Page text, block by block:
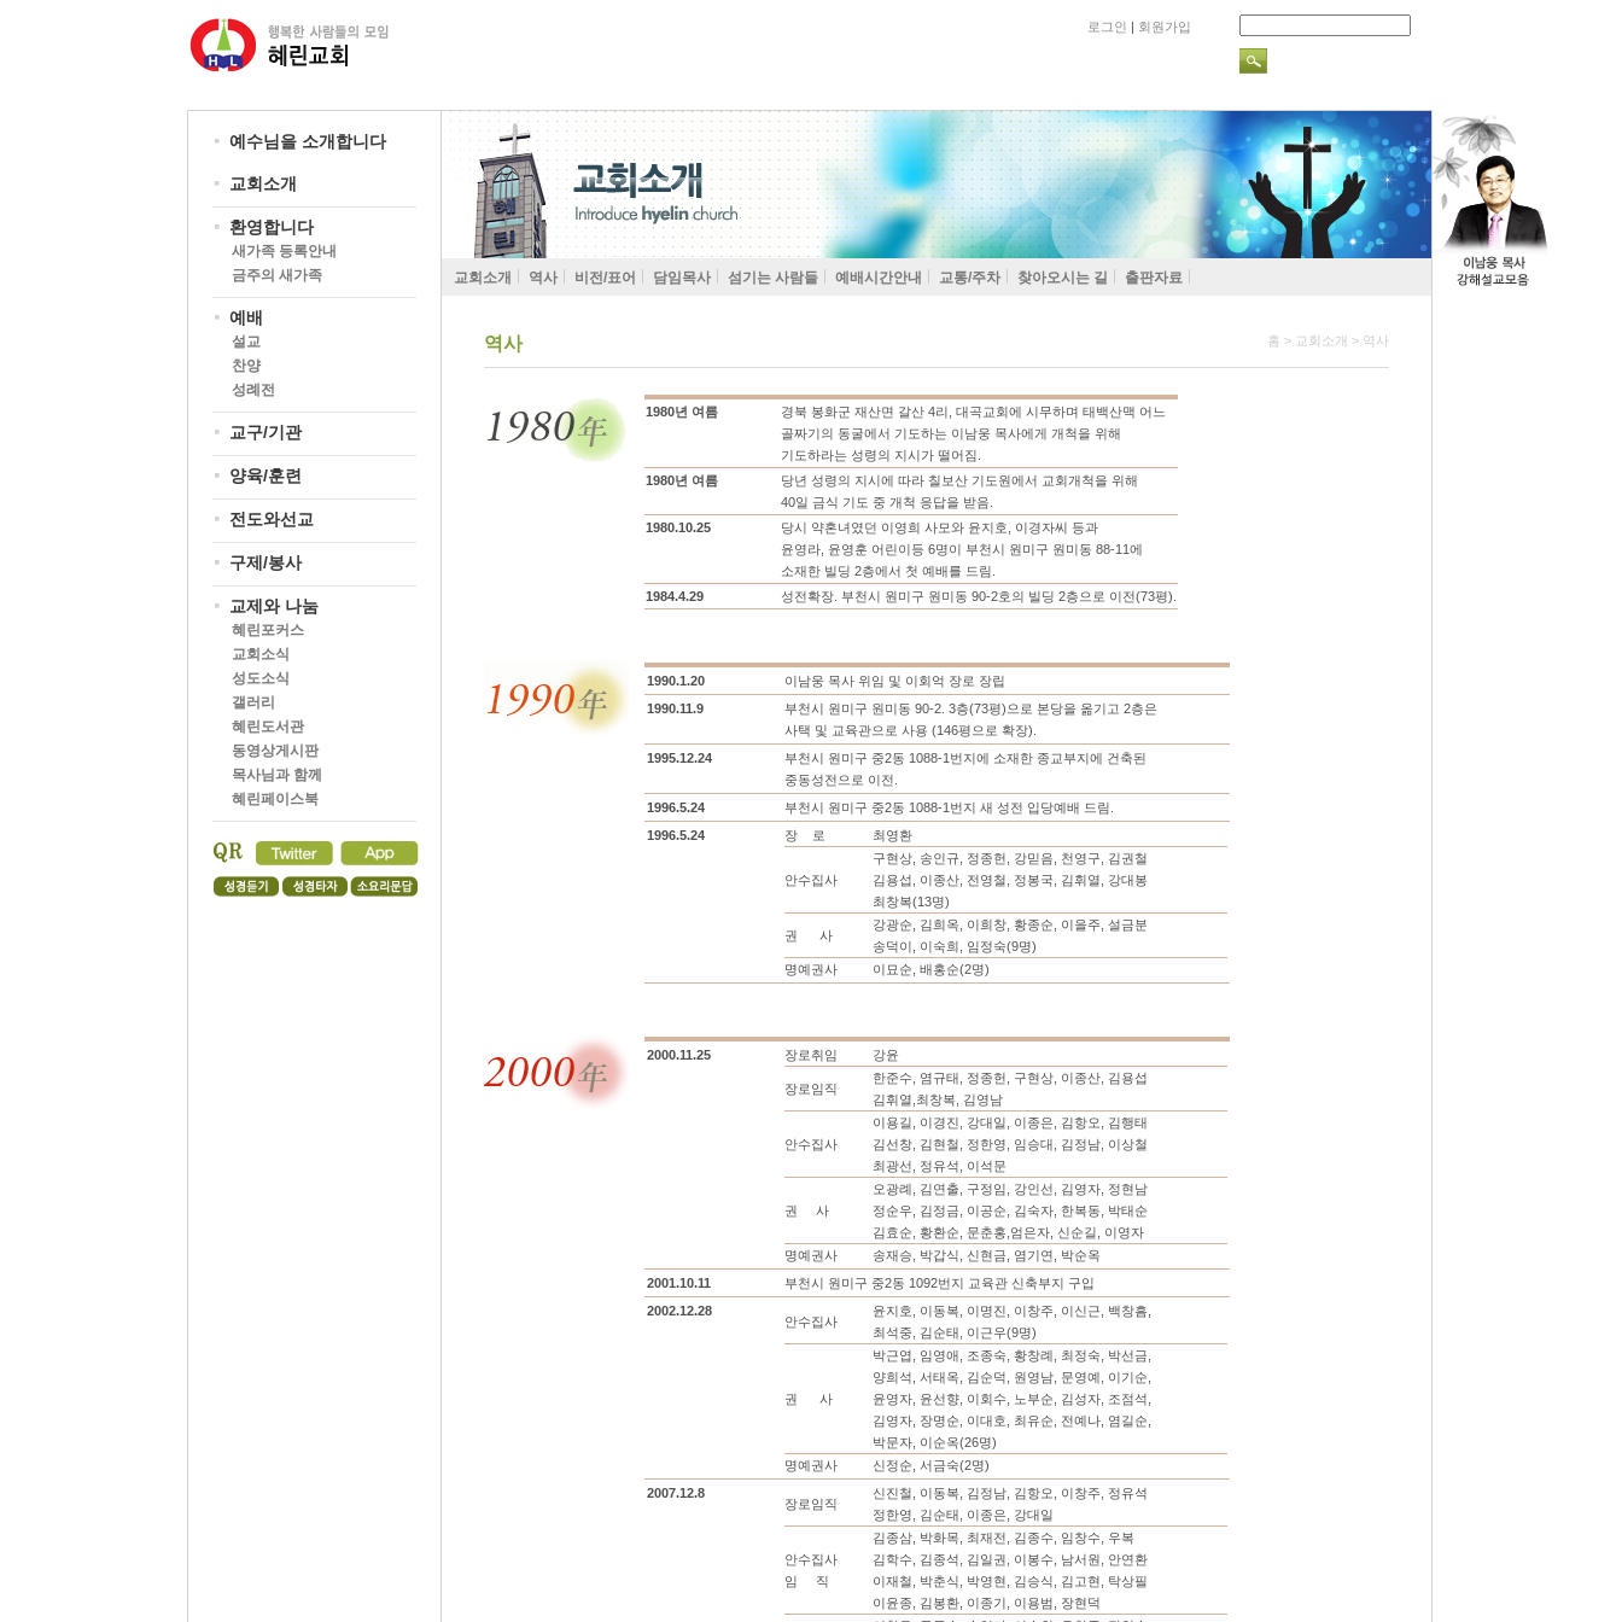
로그인 | 회원가입
예수님을 소개합니다
교회소개
환영합니다
새가족 등록안내
금주의 새가족
예배
설교
찬양
성례전
교구/기관
양육/훈련
전도와선교
구제/봉사
교제와 나눔
혜린포커스
교회소식
성도소식
갤러리
혜린도서관
동영상게시판
목사님과 함께
혜린페이스북
교회소개 역사 비전/표어 담임목사 섬기는 사람들 예배시간안내 교통/주차 찾아오시는 길 출판자료
역사 홈 > 교회소개 > 역사
1980년 여름
경북 봉화군 재산면 갈산 4리, 대곡교회에 시무하며 태백산맥 어느
골짜기의 동굴에서 기도하는 이남웅 목사에게 개척을 위해
기도하라는 성령의 지시가 떨어짐.
1980년 여름
당년 성령의 지시에 따라 칠보산 기도원에서 교회개척을 위해
40일 금식 기도 중 개척 응답을 받음.
1980.10.25
당시 약혼녀였던 이영희 사모와 윤지호, 이경자씨 등과
윤영라, 윤영훈 어린이등 6명이 부천시 원미구 원미동 88-11에
소재한 빌딩 2층에서 첫 예배를 드림.
1984.4.29
성전확장. 부천시 원미구 원미동 90-2호의 빌딩 2층으로 이전(73평).
1990.1.20
이남웅 목사 위임 및 이회억 장로 장립
1990.11.9
부천시 원미구 원미동 90-2. 3층(73평)으로 본당을 옮기고 2층은
사택 및 교육관으로 사용 (146평으로 확장).
1995.12.24
부천시 원미구 중2동 1088-1번지에 소재한 종교부지에 건축된
중동성전으로 이전.
1996.5.24
부천시 원미구 중2동 1088-1번지 새 성전 입당예배 드림.
1996.5.24
장 로 최영환
안수집사
구현상, 송인규, 정종헌, 강믿음, 천영구, 김권철
김용섭, 이종산, 전영철, 정봉국, 김휘열, 강대봉
최창복(13명)
권 사
강광순, 김희옥, 이희창, 황종순, 이을주, 설금분
송덕이, 이숙희, 임정숙(9명)
명예권사
이묘순, 배홍순(2명)
2000.11.25 장로취임 강윤
장로임직
한준수, 염규태, 정종헌, 구현상, 이종산, 김용섭
김휘열,최창복, 김영남
안수집사
이용길, 이경진, 강대일, 이종은, 김항오, 김행태
김선창, 김현철, 정한영, 임승대, 김정남, 이상철
최광선, 정유석, 이석문
권 사
오광례, 김연출, 구정임, 강인선, 김영자, 정현남
정순우, 김정금, 이공순, 김숙자, 한복동, 박태순
김효순, 황환순, 문춘홍,엄은자, 신순길, 이영자
명예권사
송재승, 박갑식, 신현금, 염기연, 박순옥
2001.10.11
부천시 원미구 중2동 1092번지 교육관 신축부지 구입
2002.12.28
안수집사
윤지호, 이동복, 이명진, 이창주, 이신근, 백창흠,
최석중, 김순태, 이근우(9명)
권 사
박근엽, 임영애, 조종숙, 황창례, 최정숙, 박선금,
양희석, 서태옥, 김순덕, 원영남, 문영예, 이기순,
윤영자, 윤선향, 이회수, 노부순, 김성자, 조점석,
김영자, 장명순, 이대호, 최유순, 전예나, 염길순,
박문자, 이순옥(26명)
명예권사
신정순, 서금숙(2명)
2007.12.8
장로임직
신진철, 이동복, 김정남, 김항오, 이창주, 정유석
정한영, 김순태, 이종은, 강대일
안수집사
임 직
김종삼, 박화목, 최재전, 김종수, 임창수, 우복
김학수, 김종석, 김일권, 이봉수, 남서원, 안연환
이재철, 박춘식, 박영현, 김승식, 김고현, 탁상필
이윤종, 김봉환, 이종기, 이용범, 장현덕